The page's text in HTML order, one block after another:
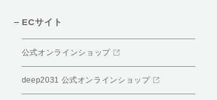
ECサイト
公式オンラインショップ
deep2031 公式オンラインショップ